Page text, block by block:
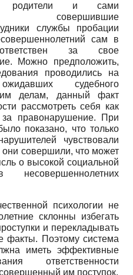
родители и сами
совершившие
службы пробации
сам в
за свое
Можно предположить,
проводились на
судебного
делам, данный факт
рассмотреть себя как
за правонарушение. При
показано, что только
чувствовали
совершили, что может
о высокой социальной
несовершеннолетних
психологии не
склонны избегать
и перекладывать
факты. Поэтому система
иметь эффективные
ответственности
им поступок.